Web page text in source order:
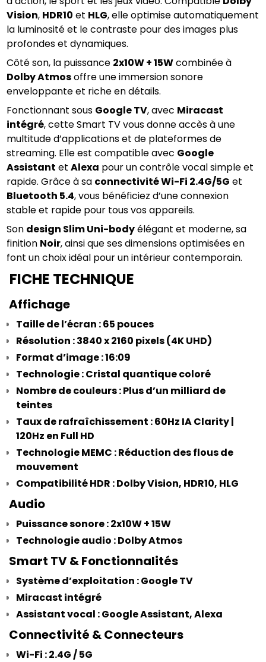
Vision, HDR10 et HLG, elle optimise automatiquement
la luminosité et le contraste pour des images plus
profondes et dynamiques.
Côté son, la puissance 2x10W + 15W
Dolby Atmos offre une immersion sonore
enveloppante et riche en détails.
Fonctionnant sous Google TV, avec Miracast
intégré, cette Smart TV vous donne accès à une
multitude d’applications et de plateformes de
streaming. Elle est compatible avec Google
Assistant et Alexa pour un contrôle vocal simple et
rapide. Grâce à sa connectivité Wi-Fi 2.4G/5G
Bluetooth 5.4, vous bénéficiez d’une connexion
stable et rapide pour tous vos appareils.
Son design Slim Uni-body élégant et moderne, sa
finition Noir, ainsi que ses dimensions optimisées en
font un choix idéal pour un intérieur contemporain.
FICHE TECHNIQUE
Affichage
Taille de l’écran : 65 pouces
Résolution : 3840 x 2160 pixels (4K UHD)
Format d’image : 16:09
Technologie : Cristal quantique coloré
Nombre de couleurs : Plus d’un milliard de
teintes
Taux de rafraîchissement : 60Hz IA Clarity |
120Hz en Full HD
Technologie MEMC : Réduction des flous de
mouvement
Compatibilité HDR : Dolby Vision, HDR10, HLG
Audio
Puissance sonore : 2x10W + 15W
Technologie audio : Dolby Atmos
Smart TV & Fonctionnalités
Système d’exploitation : Google TV
Miracast intégré
Assistant vocal : Google Assistant, Alexa
Connectivité & Connecteurs
Wi-Fi : 2.4G / 5G